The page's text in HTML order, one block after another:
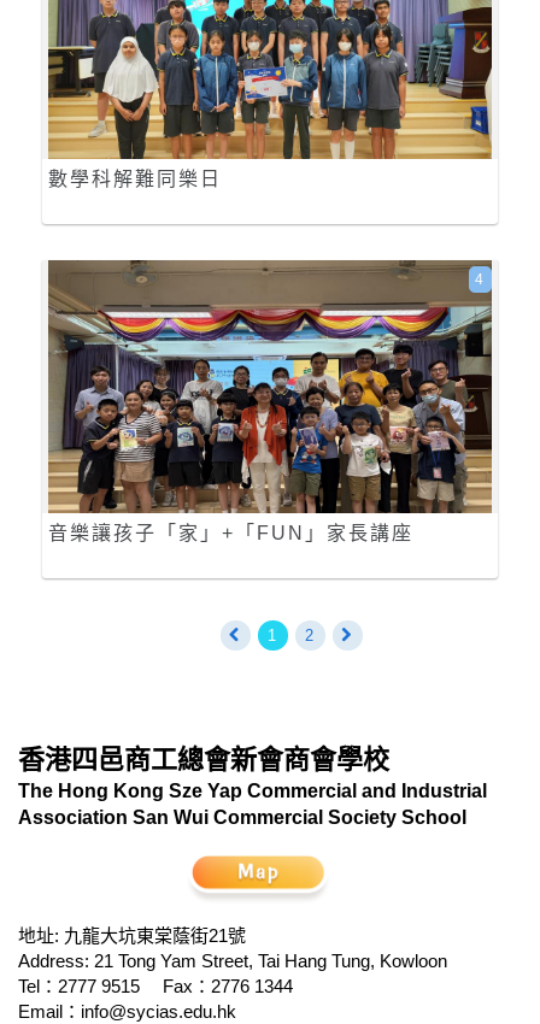
數學科解難同樂日
音樂讓孩子「家」+「FUN」家長講座
4
1 2
香港四邑商工總會新會商會學校
The Hong Kong Sze Yap Commercial and Industrial
Association San Wui Commercial Society School
地址: 九龍大坑東棠蔭街21號
Address: 21 Tong Yam Street, Tai Hang Tung, Kowloon
Tel：2777 9515
Fax：2776 1344
Email： info@sycias.edu.hk